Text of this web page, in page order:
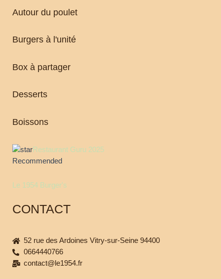
Autour du poulet
Burgers à l'unité
Box à partager
Desserts
Boissons
Restaurant Guru 2025
Recommended
Le 1954 Burger's
CONTACT
52 rue des Ardoines Vitry-sur-Seine 94400
0664440766
contact@le1954.fr